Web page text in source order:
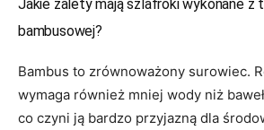
Jakie zalety mają szlafroki wykonane z
bambusowej?
Bambus to zrównoważony surowiec.
wymaga również mniej wody niż
co czyni ją bardzo przyjazną dla